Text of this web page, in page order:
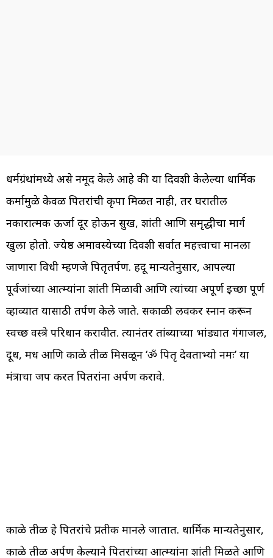
धर्मग्रंथांमध्ये असे नमूद केले आहे की या दिवशी केलेल्या धार्मिक
कर्मामुळे केवळ पितरांची कृपा मिळत नाही, तर घरातील
नकारात्मक ऊर्जा दूर होऊन सुख, शांती आणि समृद्धीचा मार्ग
खुला होतो. ज्येष्ठ अमावस्येच्या दिवशी सर्वात महत्त्वाचा मानला
जाणारा विधी म्हणजे पितृतर्पण. हिंदू मान्यतेनुसार, आपल्या
पूर्वजांच्या आत्म्यांना शांती मिळावी आणि त्यांच्या अपूर्ण इच्छा पूर्ण
व्हाव्यात यासाठी तर्पण केले जाते. सकाळी लवकर स्नान करून
स्वच्छ वस्त्रे परिधान करावीत. त्यानंतर तांब्याच्या भांड्यात गंगाजल,
दूध, मध आणि काळे तीळ मिसळून ‘ॐ पितृ देवताभ्यो नमः’ या
मंत्राचा जप करत पितरांना अर्पण करावे.
काळे तीळ हे पितरांचे प्रतीक मानले जातात. धार्मिक मान्यतेनुसार,
काळे तीळ अर्पण केल्याने पितरांच्या आत्म्यांना शांती मिळते आणि